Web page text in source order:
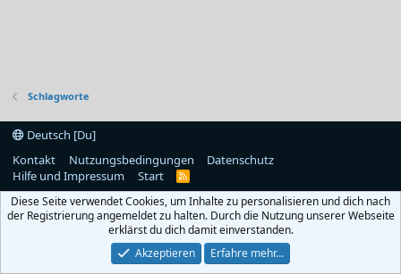
Schlagworte
Deutsch [Du]
Kontakt
Nutzungsbedingungen
Datenschutz
Hilfe und Impressum
Start
R
S
Diese Seite verwendet Cookies, um Inhalte zu personalisieren und dich nach
der Registrierung angemeldet zu halten. Durch die Nutzung unserer Webseite
erklärst du dich damit einverstanden.
Akzeptieren
Erfahre mehr…